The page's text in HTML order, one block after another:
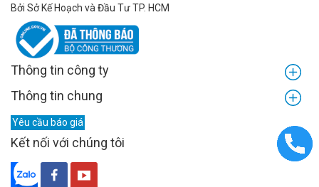
Bởi Sở Kế Hoạch và Đầu Tư TP. HCM
Thông tin công ty
Thông tin chung
Yêu cầu báo giá
Kết nối với chúng tôi